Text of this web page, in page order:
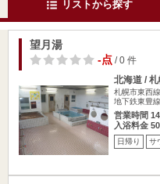
リストから探す
望月湯
-点/ 0 件
北海道 /
札幌市東西
地下鉄東豊
営業時間
入浴料金
日帰り サ